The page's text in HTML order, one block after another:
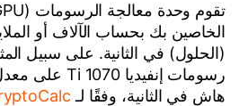
الخاصين بك بحساب الآلاف أو
(الحلول) في الثانية. على سبيل
هاش في الثانية، وفقًا لـ